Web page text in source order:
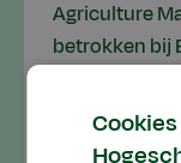
Agriculture
betrokken bij